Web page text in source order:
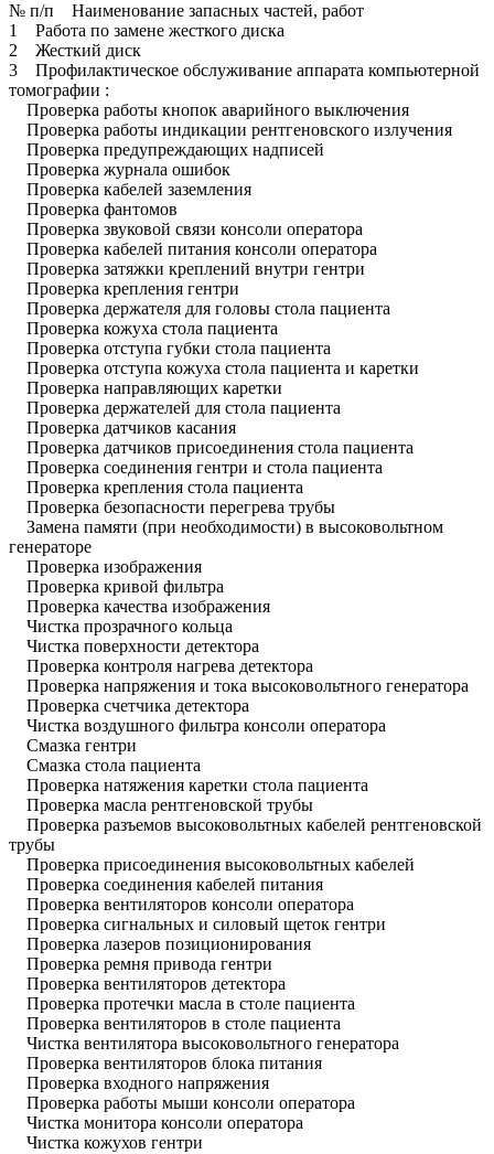
№ п/п Наименование запасных частей, работ
1 Работа по замене жесткого диска
2 Жесткий диск
3 Профилактическое обслуживание аппарата компьютерной
томографии :
Проверка работы кнопок аварийного выключения
Проверка работы индикации рентгеновского излучения
Проверка предупреждающих надписей
Проверка журнала ошибок
Проверка кабелей заземления
Проверка фантомов
Проверка звуковой связи консоли оператора
Проверка кабелей питания консоли оператора
Проверка затяжки креплений внутри гентри
Проверка крепления гентри
Проверка держателя для головы стола пациента
Проверка кожуха стола пациента
Проверка отступа губки стола пациента
Проверка отступа кожуха стола пациента и каретки
Проверка направляющих каретки
Проверка держателей для стола пациента
Проверка датчиков касания
Проверка датчиков присоединения стола пациента
Проверка соединения гентри и стола пациента
Проверка крепления стола пациента
Проверка безопасности перегрева трубы
Замена памяти (при необходимости) в высоковольтном
генераторе
Проверка изображения
Проверка кривой фильтра
Проверка качества изображения
Чистка прозрачного кольца
Чистка поверхности детектора
Проверка контроля нагрева детектора
Проверка напряжения и тока высоковольтного генератора
Проверка счетчика детектора
Чистка воздушного фильтра консоли оператора
Смазка гентри
Смазка стола пациента
Проверка натяжения каретки стола пациента
Проверка масла рентгеновской трубы
Проверка разъемов высоковольтных кабелей рентгеновской
трубы
Проверка присоединения высоковольтных кабелей
Проверка соединения кабелей питания
Проверка вентиляторов консоли оператора
Проверка сигнальных и силовый щеток гентри
Проверка лазеров позиционирования
Проверка ремня привода гентри
Проверка вентиляторов детектора
Проверка протечки масла в столе пациента
Проверка вентиляторов в столе пациента
Чистка вентилятора высоковольтного генератора
Проверка вентиляторов блока питания
Проверка входного напряжения
Проверка работы мыши консоли оператора
Чистка монитора консоли оператора
Чистка кожухов гентри